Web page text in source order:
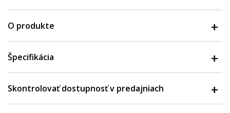
O produkte
Špecifikácia
Skontrolovať dostupnosť v predajniach